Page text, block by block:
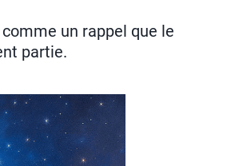
un rappel que le
partie.